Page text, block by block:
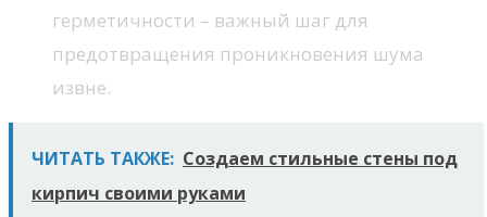
герметичности – важный шаг для
предотвращения проникновения шума
извне.
ЧИТАТЬ ТАКЖЕ: Создаем стильные стены под
кирпич своими руками